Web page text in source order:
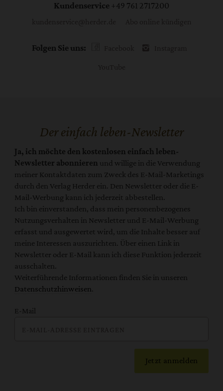
Kundenservice +49 761 2717200
Folgen Sie uns:
Der einfach leben-Newsletter
Ja, ich möchte den kostenlosen einfach leben-
Newsletter abonnieren und willige in die Verwendung
meiner Kontaktdaten zum Zweck des E-Mail-Marketings
durch den Verlag Herder ein. Den Newsletter oder die E-
Mail-Werbung kann ich jederzeit abbestellen.
Ich bin einverstanden, dass mein personenbezogenes
Nutzungsverhalten in Newsletter und E-Mail-Werbung
erfasst und ausgewertet wird, um die Inhalte besser auf
meine Interessen auszurichten. Über einen Link in
Newsletter oder E-Mail kann ich diese Funktion jederzeit
ausschalten.
Weiterführende Informationen finden Sie in unseren
Datenschutzhinweisen.
E-Mail
Jetzt anmelden